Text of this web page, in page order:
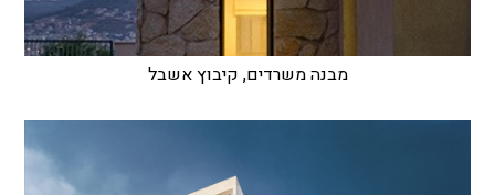
מבנה משרדים, קיבוץ אשבל